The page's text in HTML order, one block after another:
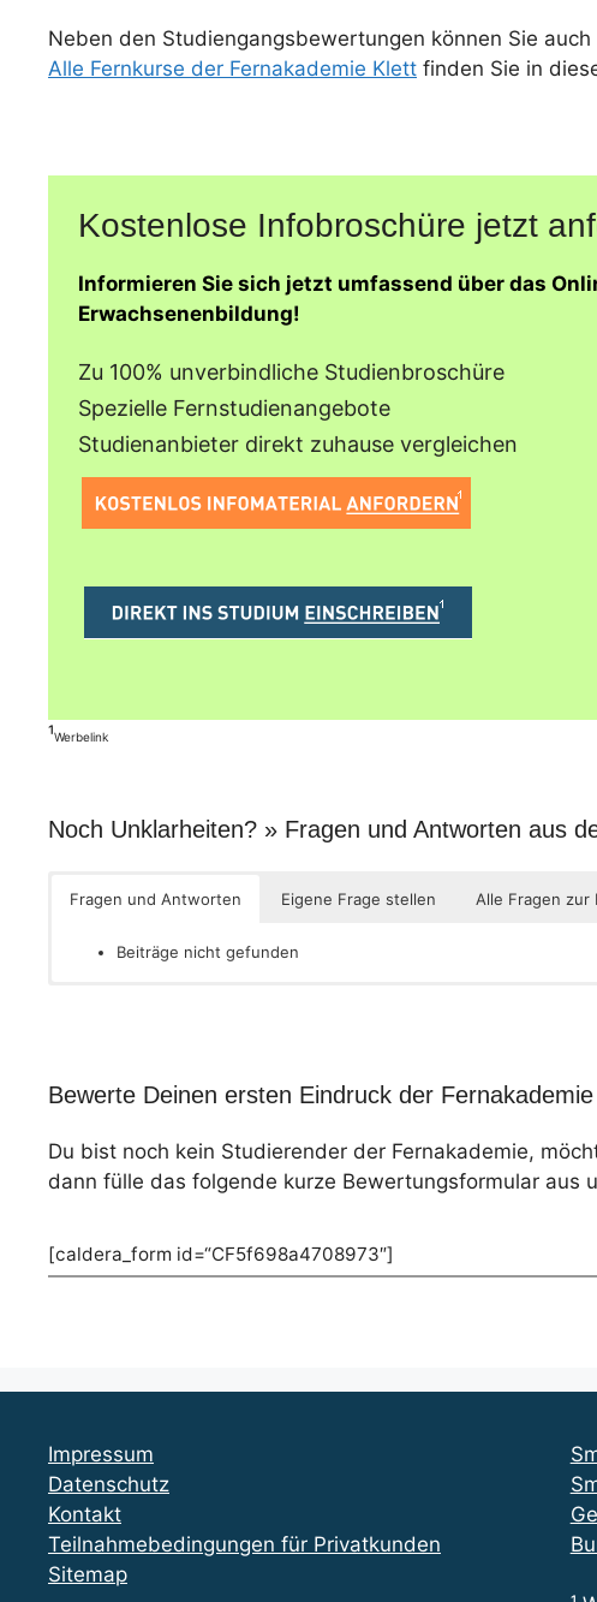
Neben den Studiengangsbewertungen können Sie auch
Alle Fernkurse der Fernakademie Klett finden Sie in
Kostenlose Infobroschüre jetzt
Informieren Sie sich jetzt umfassend über das
Erwachsenenbildung!
Zu 100% unverbindliche Studienbroschüre
Spezielle Fernstudienangebote
Studienanbieter direkt zuhause vergleichen
¹Werbelink
Noch Unklarheiten? » Fragen und Antworten aus
Fragen und Antworten Eigene Frage stellen Alle Fragen zur
Beiträge nicht gefunden
Bewerte Deinen ersten Eindruck der
Du bist noch kein Studierender der Fernakademie,
dann fülle das folgende kurze Bewertungsformular aus
[caldera_form id=“CF5f698a4708973″]
Impressum
Datenschutz
Kontakt
Teilnahmebedingungen für Privatkunden
Sitemap